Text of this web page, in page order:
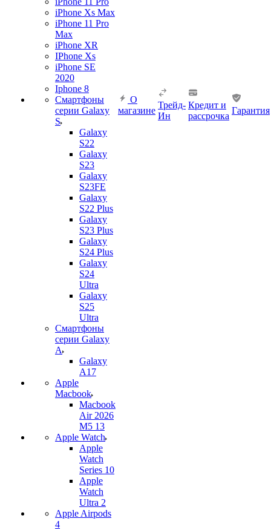
iPhone Xs Max
iPhone 11 Pro
Max
iPhone XR
IPhone Xs
iPhone SE
2020
Iphone 8
Смартфоны
серии Galaxy
S
Galaxy
S22
Galaxy
S23
Galaxy
S23FE
Galaxy
S22 Plus
Galaxy
S23 Plus
Galaxy
S24 Plus
Galaxy
S24
Ultra
Galaxy
S25
Ultra
Смартфоны
серии Galaxy
A
Galaxy
A17
Apple
Macbook
Macbook
Air 2026
M5 13
Apple Watch
Apple
Watch
Series 10
Apple
Watch
Ultra 2
Apple Airpods
4
О
магазине
Трейд-
Ин
Кредит и
рассрочка
Гарантия